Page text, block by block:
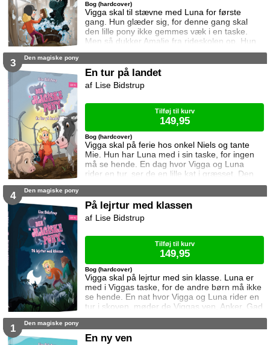
Vigga skal til stævne med Luna for første
gang. Hun glæder sig, for denne gang skal
den lille pony ikke gemmes væk i en taske.
Men så dukker Amalie fra rideskolen op. Hun
skal ride sin pony, Star, og hendes mor vil
Bog (hardcover)
3 Den magiske pony
En tur på landet
Vigga skal på ferie hos onkel Niels og tante
Mie. Hun har Luna med i sin taske, for ingen
må se hende. En dag hvor Vigga og Luna
rider en tur, ser de en lille kat i græsset. Den
har det ikke spor godt, så Vigga må gøre
Bog (hardcover)
Lise Bidstrup
Tilføj til kurv
149,95
4 Den magiske pony
På lejrtur med klassen
Vigga skal på lejrtur med sin klasse. Luna er
med i Viggas taske, for de andre børn må ikke
se hende. En nat hvor Vigga og Luna rider en
tur i skoven, møder de Viggas ven, Anker. Gad
vide hvad han laver ude i skoven så sent?
Bog (hardcover)
Lise Bidstrup
Tilføj til kurv
149,95
1 Den magiske pony
En ny ven